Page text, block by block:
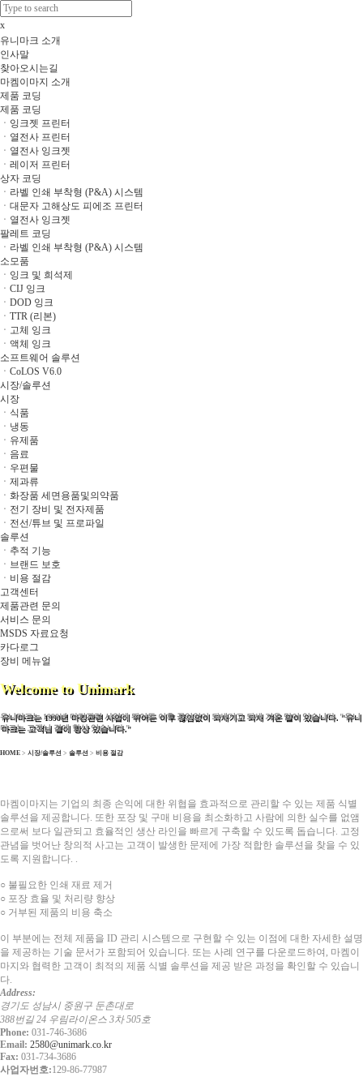
x
유니마크 소개
인사말
찾아오시는길
마켐이마지 소개
제품 코딩
제품 코딩
ㆍ잉크젯 프린터
ㆍ열전사 프린터
ㆍ열전사 잉크젯
ㆍ레이저 프린터
상자 코딩
ㆍ라벨 인쇄 부착형 (P&A) 시스템
ㆍ대문자 고해상도 피에조 프린터
ㆍ열전사 잉크젯
팔레트 코딩
ㆍ라벨 인쇄 부착형 (P&A) 시스템
소모품
ㆍ잉크 및 희석제
ㆍCIJ 잉크
ㆍDOD 잉크
ㆍTTR (리본)
ㆍ고체 잉크
ㆍ액체 잉크
소프트웨어 솔루션
ㆍCoLOS V6.0
시장/솔루션
시장
ㆍ식품
ㆍ냉동
ㆍ유제품
ㆍ음료
ㆍ우편물
ㆍ제과류
ㆍ화장품 세면용품및의약품
ㆍ전기 장비 및 전자제품
ㆍ전선/튜브 및 프로파일
솔루션
ㆍ추적 기능
ㆍ브랜드 보호
ㆍ비용 절감
고객센터
제품관련 문의
서비스 문의
MSDS 자료요청
카다로그
장비 메뉴얼
Welcome to Unimark
유니마크는 1990년 마킹관련 사업에 뛰어든 이후 끊임없이 되새기고 되새 겨온 말이 있습니다. "유니
마크는 고객님 곁에 항상 있습니다."
HOME > 시장/솔루션 > 솔루션 > 비용 절감
마켐이마지는 기업의 최종 손익에 대한 위협을 효과적으로 관리할 수 있는 제품 식별
솔루션을 제공합니다. 또한 포장 및 구매 비용을 최소화하고 사람에 의한 실수를 없앰
으로써 보다 일관되고 효율적인 생산 라인을 빠르게 구축할 수 있도록 돕습니다. 고정
관념을 벗어난 창의적 사고는 고객이 발생한 문제에 가장 적합한 솔루션을 찾을 수 있
도록 지원합니다. .
○ 불필요한 인쇄 재료 제거
○ 포장 효율 및 처리량 향상
○ 거부된 제품의 비용 축소
이 부분에는 전체 제품을 ID 관리 시스템으로 구현할 수 있는 이점에 대한 자세한 설명
을 제공하는 기술 문서가 포함되어 있습니다. 또는 사례 연구를 다운로드하여, 마켐이
마지와 협력한 고객이 최적의 제품 식별 솔루션을 제공 받은 과정을 확인할 수 있습니
다.
Address:
경기도 성남시 중원구 둔촌대로
388번길 24 우림라이온스 3차 505호
Phone: 031-746-3686
Email: 2580@unimark.co.kr
Fax: 031-734-3686
사업자번호:129-86-77987